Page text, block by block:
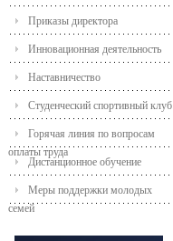
Приказы директора
Инновационная деятельность
Наставничество
Студенческий спортивный клуб
Горячая линия по вопросам
оплаты труда
Дистанционное обучение
Меры поддержки молодых
семей